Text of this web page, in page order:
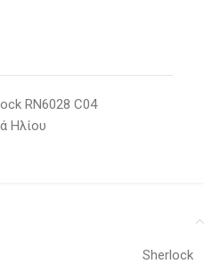
RN6028 C04
Ηλίου
Sherlock